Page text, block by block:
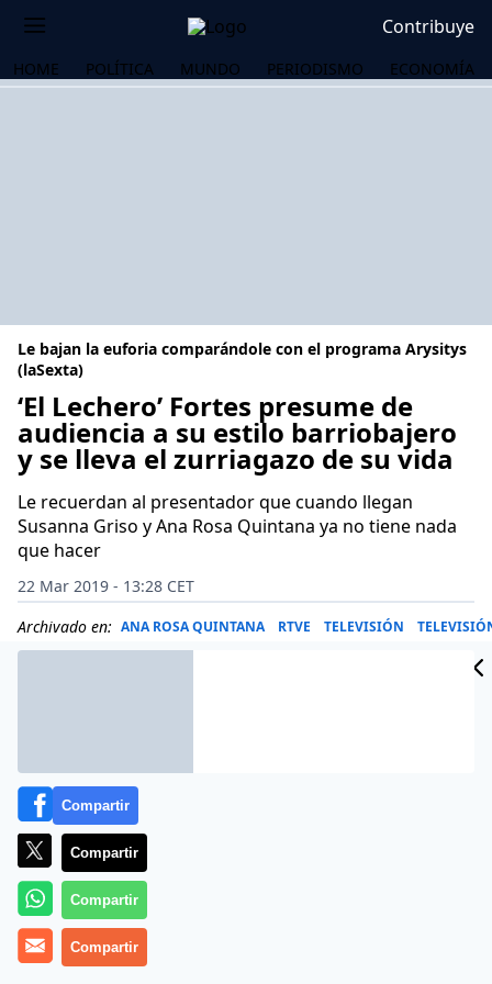
Contribuye
HOME POLÍTICA MUNDO PERIODISMO ECONOMÍA
Le bajan la euforia comparándole con el programa Arysitys
(laSexta)
‘El Lechero’ Fortes presume de
audiencia a su estilo barriobajero
y se lleva el zurriagazo de su vida
Le recuerdan al presentador que cuando llegan
Susanna Griso y Ana Rosa Quintana ya no tiene nada
que hacer
22 Mar 2019 - 13:28 CET
Archivado en: ANA ROSA QUINTANA RTVE TELEVISIÓN
Compartir
Compartir
Compartir
Compartir